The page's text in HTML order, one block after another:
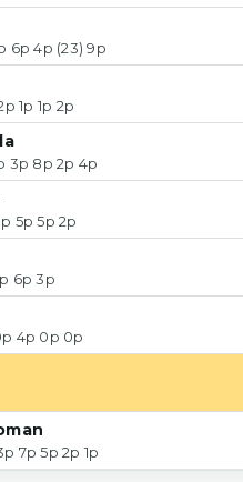
6p 4p (23) 9p
1p 1p 2p
3p 8p 2p 4p
5p 5p 2p
6p 3p
4p 0p 0p
7p 5p 2p 1p